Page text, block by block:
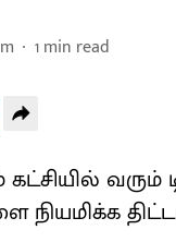
1min read
வரும்